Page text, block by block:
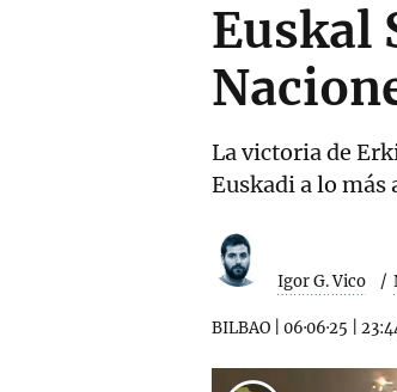
Euskal
La victoria de
Euskadi a lo
Igor G. Vico
BILBAO 06·06·25